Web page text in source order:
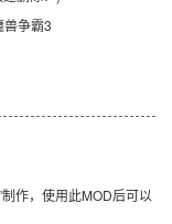
兽争霸3
作，使用此MOD后可以